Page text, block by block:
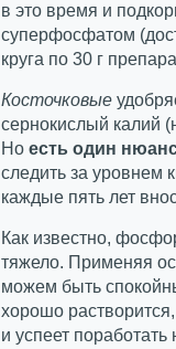
в это время и
суперфосфатом
круга по 30 г
Косточковые
сернокислый калий
Но есть один
следить за уровнем
каждые пять лет
Как известно,
тяжело. Применяя
можем быть
хорошо
и успеет